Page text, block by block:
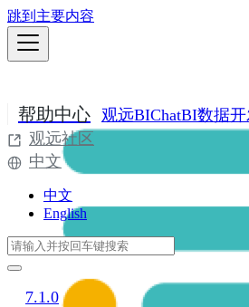
跳到主要内容
帮助中心 观远BIChatBI数据
观远社区
中文
中文
English
7.1.0